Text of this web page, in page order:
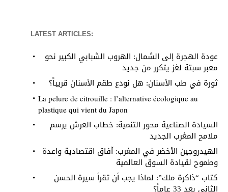
LATEST ARTICLES:
عودة الهجرة إلى الشمال: الهروب الشبابي الكبير نحو
معبر سبتة لغز يتكرر من جديد
ثورة في طب الأسنان: هل نودع طقم الأسنان قريباً؟
La pelure de citrouille : l’alternative écologique au
plastique qui vient du Japon
السيادة الصناعية محور التنمية: خطاب العرش يرسم
ملامح المغرب الجديد
الهيدروجين الأخضر في المغرب: آفاق اقتصادية واعدة
وطموح لقيادة السوق العالمية
كتاب “ذاكرة ملك”: لماذا يجب أن تقرأ سيرة الحسن